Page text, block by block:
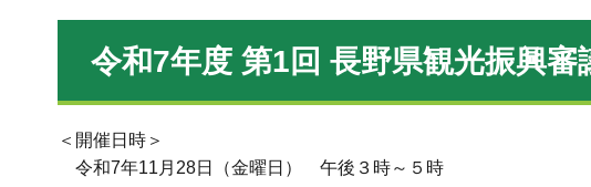
令和7年度 第1回 長野県観光振興審
＜開催日時＞
令和7年11月28日（金曜日） 午後３時～５時